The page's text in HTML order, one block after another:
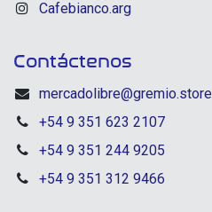
Cafebianco.arg
Contáctenos
mercadolibre@gremio.store
+54 9 351 623 2107
+54 9 351 244 9205
+54 9 351 312 9466